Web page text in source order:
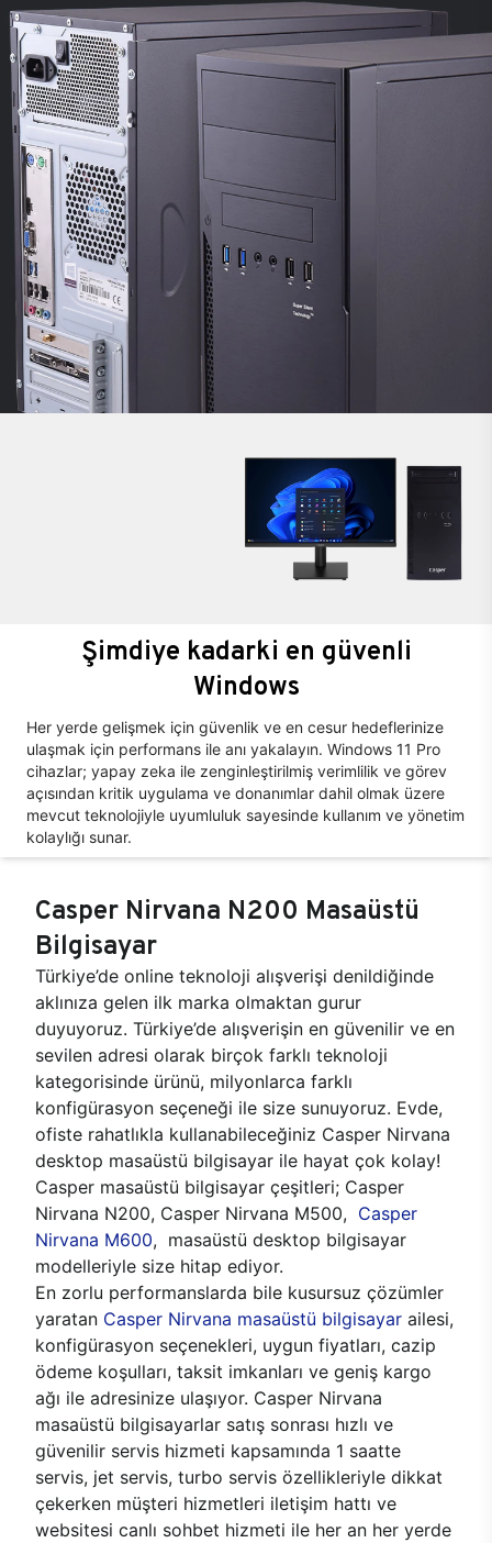
Şimdiye kadarki en güvenli
Windows
Her yerde gelişmek için güvenlik ve en cesur hedeflerinize
ulaşmak için performans ile anı yakalayın. Windows 11 Pro
cihazlar; yapay zeka ile zenginleştirilmiş verimlilik ve görev
açısından kritik uygulama ve donanımlar dahil olmak üzere
mevcut teknolojiyle uyumluluk sayesinde kullanım ve yönetim
kolaylığı sunar.
Casper Nirvana N200 Masaüstü
Bilgisayar
Türkiye’de online teknoloji alışverişi denildiğinde
aklınıza gelen ilk marka olmaktan gurur
duyuyoruz. Türkiye’de alışverişin en güvenilir ve en
sevilen adresi olarak birçok farklı teknoloji
kategorisinde ürünü, milyonlarca farklı
konfigürasyon seçeneği ile size sunuyoruz. Evde,
ofiste rahatlıkla kullanabileceğiniz Casper Nirvana
desktop masaüstü bilgisayar ile hayat çok kolay!
Casper masaüstü bilgisayar çeşitleri; Casper
Nirvana N200, Casper Nirvana M500, Casper
Nirvana M600, masaüstü desktop bilgisayar
modelleriyle size hitap ediyor.
En zorlu performanslarda bile kusursuz çözümler
yaratan Casper Nirvana masaüstü bilgisayar ailesi,
konfigürasyon seçenekleri, uygun fiyatları, cazip
ödeme koşulları, taksit imkanları ve geniş kargo
ağı ile adresinize ulaşıyor. Casper Nirvana
masaüstü bilgisayarlar satış sonrası hızlı ve
güvenilir servis hizmeti kapsamında 1 saatte
servis, jet servis, turbo servis özellikleriyle dikkat
çekerken müşteri hizmetleri iletişim hattı ve
websitesi canlı sohbet hizmeti ile her an her yerde